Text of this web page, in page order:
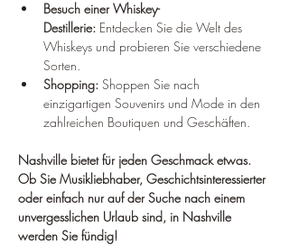
Besuch einer Whiskey-
Destillerie: Entdecken Sie die Welt des
Whiskeys und probieren Sie verschiedene
Sorten.
Shopping: Shoppen Sie nach
einzigartigen Souvenirs und Mode in den
zahlreichen Boutiquen und Geschäften.
Nashville bietet für jeden Geschmack etwas.
Ob Sie Musikliebhaber, Geschichtsinteressierter
oder einfach nur auf der Suche nach einem
unvergesslichen Urlaub sind, in Nashville
werden Sie fündig!